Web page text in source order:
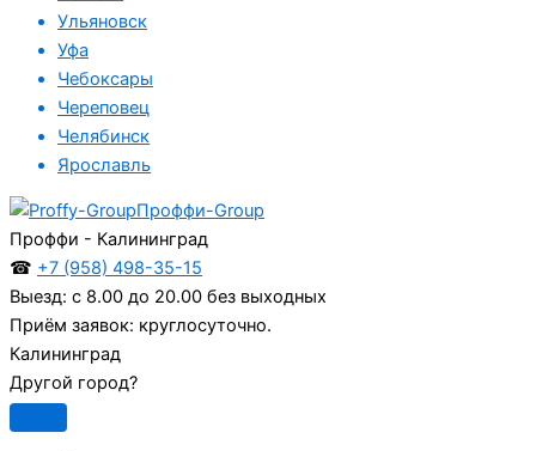
Ульяновск
Уфа
Чебоксары
Череповец
Челябинск
Ярославль
Проффи-Group
Проффи - Калининград
☎ +7 (958) 498-35-15
Выезд: с 8.00 до 20.00 без выходных
Приём заявок: круглосуточно.
Калининград
Другой город?